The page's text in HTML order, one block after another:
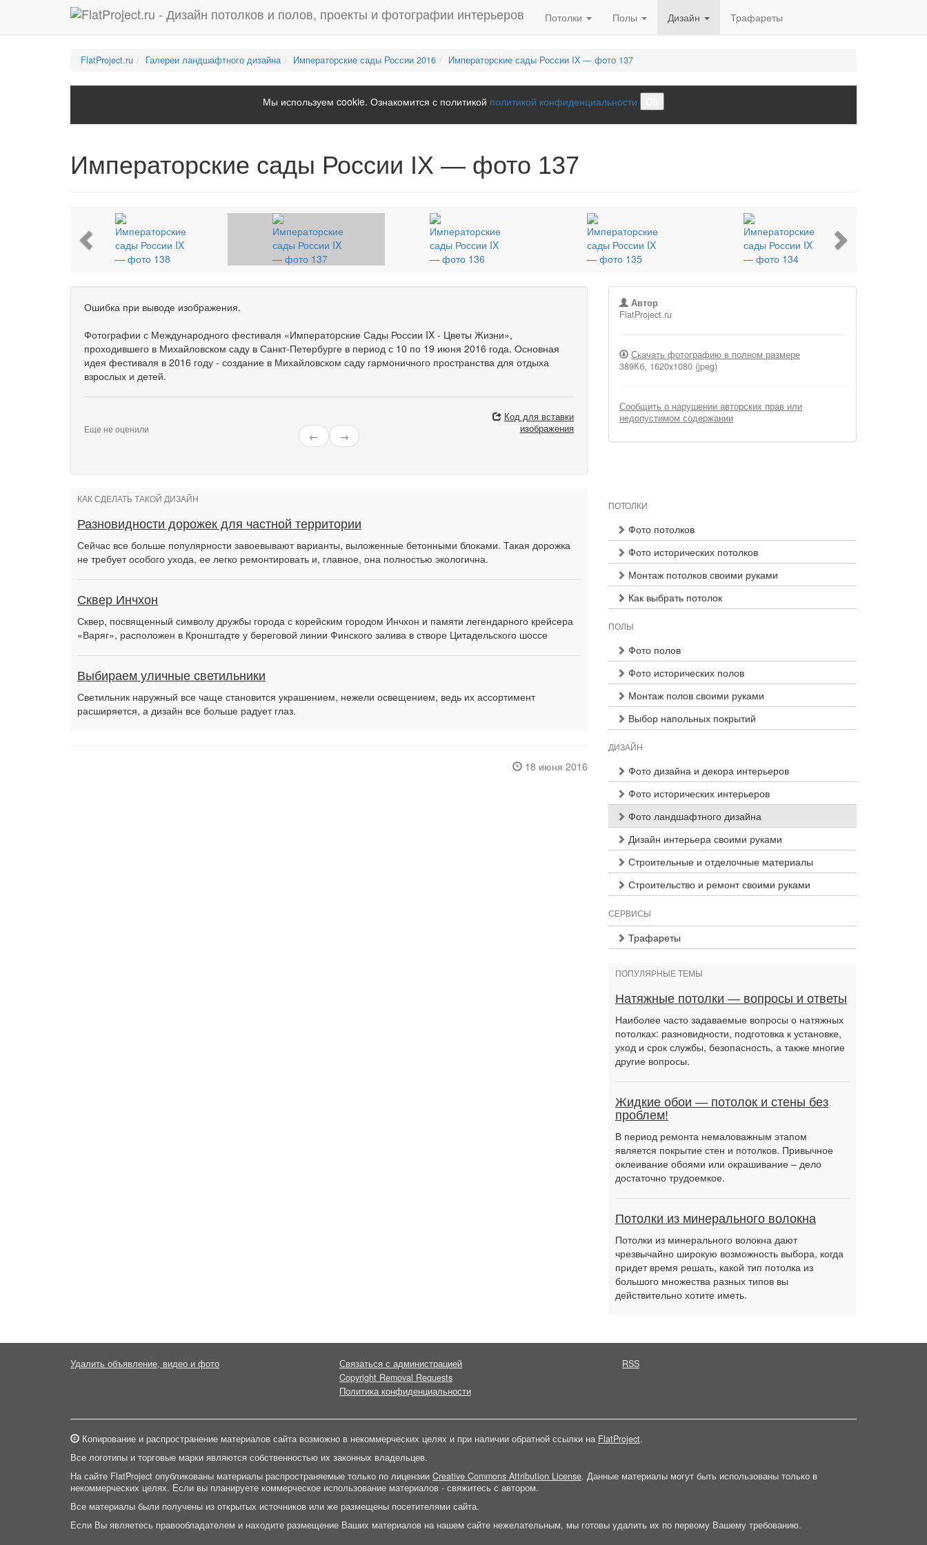
Потолки Полы Дизайн Трафареты
FlatProject.ru Галереи ландшафтного дизайна Императорские сады России 2016 Императорские сады России IX — фото 137
Мы используем cookie. Ознакомится с политикой политикой конфиденциальности
Императорские сады России IX — фото 137
Previous
Ошибка при выводе изображения.
Фотографии с Международного фестиваля «Императорские Сады России IX - Цветы Жизни»,
проходившего в Михайловском саду в Санкт-Петербурге в период с 10 по 19 июня 2016 года. Основная
идея фестиваля в 2016 году - создание в Михайловском саду гармоничного пространства для отдыха
взрослых и детей.
Еще не оценили
← →
Код для вставки
изображения
Автор
FlatProject.ru
Скачать фотографию в полном размере
389Кб, 1620x1080 (jpeg)
Сообщить о нарушении авторских прав или
недопустимом содержании
КАК СДЕЛАТЬ ТАКОЙ ДИЗАЙН
Разновидности дорожек для частной территории
Сейчас все больше популярности завоевывают варианты, выложенные бетонными блоками. Такая дорожка
не требует особого ухода, ее легко ремонтировать и, главное, она полностью экологична.
Сквер Инчхон
Сквер, посвященный символу дружбы города с корейским городом Инчхон и памяти легендарного крейсера
«Варяг», расположен в Кронштадте у береговой линии Финского залива в створе Цитадельского шоссе
Выбираем уличные светильники
Светильник наружный все чаще становится украшением, нежели освещением, ведь их ассортимент
расширяется, а дизайн все больше радует глаз.
18 июня 2016
ПОТОЛКИ
Фото потолков
Фото исторических потолков
Монтаж потолков своими руками
Как выбрать потолок
ПОЛЫ
Фото полов
Фото исторических полов
Монтаж полов своими руками
Выбор напольных покрытий
ДИЗАЙН
Фото дизайна и декора интерьеров
Фото исторических интерьеров
Фото ландшафтного дизайна
Дизайн интерьера своими руками
Строительные и отделочные материалы
Строительство и ремонт своими руками
СЕРВИСЫ
Трафареты
ПОПУЛЯРНЫЕ ТЕМЫ
Натяжные потолки — вопросы и ответы
Наиболее часто задаваемые вопросы о натяжных
потолках: разновидности, подготовка к установке,
уход и срок службы, безопасность, а также многие
другие вопросы.
Жидкие обои — потолок и стены без
проблем!
В период ремонта немаловажным этапом
является покрытие стен и потолков. Привычное
оклеивание обоями или окрашивание – дело
достаточно трудоемкое.
Потолки из минерального волокна
Потолки из минерального волокна дают
чрезвычайно широкую возможность выбора, когда
придет время решать, какой тип потолка из
большого множества разных типов вы
действительно хотите иметь.
Удалить объявление, видео и фото
Связаться с администрацией
Copyright Removal Requests
Политика конфиденциальности
RSS
Копирование и распространение материалов сайта возможно в некоммерческих целях и при наличии обратной ссылки на FlatProject.
Все логотипы и торговые марки являются собственностью их законных владельцев.
На сайте FlatProject опубликованы материалы распространяемые только по лицензии Creative Commons Attribution License. Данные материалы могут быть использованы только в
некоммерческих целях. Если вы планируете коммерческое использование материалов - свяжитесь с автором.
Все материалы были получены из открытых источников или же размещены посетителями сайта.
Если Вы являетесь правообладателем и находите размещение Ваших материалов на нашем сайте нежелательным, мы готовы удалить их по первому Вашему требованию.